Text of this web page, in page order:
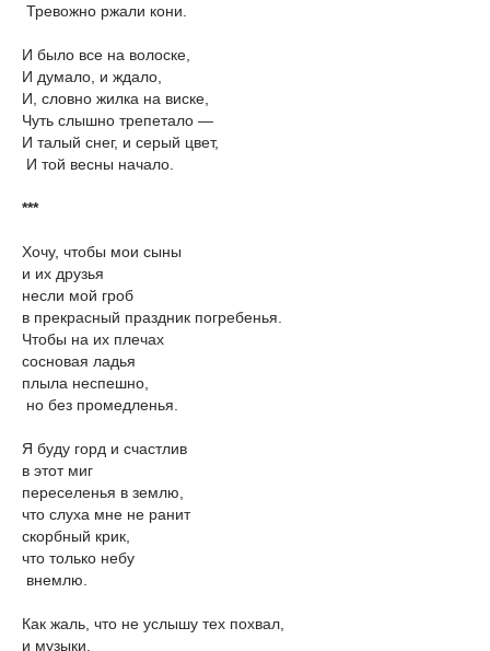
Тревожно ржали кони.
И было все на волоске,
И думало, и ждало,
И, словно жилка на виске,
Чуть слышно трепетало —
И талый снег, и серый цвет,
И той весны начало.
***
Хочу, чтобы мои сыны
и их друзья
несли мой гроб
в прекрасный праздник погребенья.
Чтобы на их плечах
сосновая ладья
плыла неспешно,
но без промедленья.
Я буду горд и счастлив
в этот миг
переселенья в землю,
что слуха мне не ранит
скорбный крик,
что только небу
внемлю.
Как жаль, что не услышу тех похвал,
и музыки,